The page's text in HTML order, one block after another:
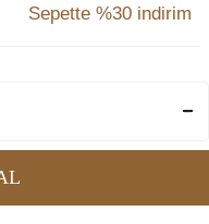
Sepette %30 indirim